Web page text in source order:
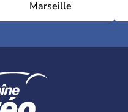
Marseille